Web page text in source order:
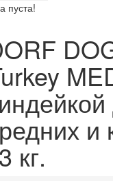
пуста!
и
кг.